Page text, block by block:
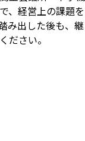
、経営上の課題を
み出した後も、継
ださい。